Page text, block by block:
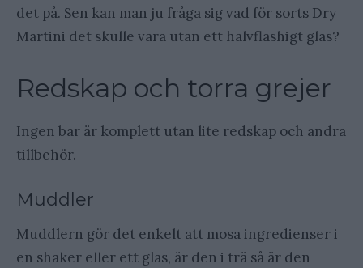
det på. Sen kan man ju fråga sig vad för sorts Dry
Martini det skulle vara utan ett halvflashigt glas?
Redskap och torra grejer
Ingen bar är komplett utan lite redskap och andra
tillbehör.
Muddler
Muddlern gör det enkelt att mosa ingredienser i
en shaker eller ett glas, är den i trä så är den